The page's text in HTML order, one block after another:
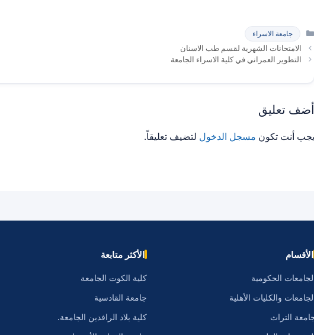
التصنيفات
جامعة الاسراء
الامتحانات الشهرية لقسم طب الاسنان
التطوير العمراني في كلية الاسراء الجامعة
أضف تعليق
يجب أنت تكون مسجل الدخول لتضيف تعليقاً.
الأقسام
الحكومية
والكليات الأهلية
التراث
الأكثر متابعة
كلية الكوت الجامعة
جامعة القادسية
كلية بلاد الرافدين الجامعة.